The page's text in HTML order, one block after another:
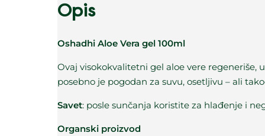
Opis
Oshadhi Aloe Vera gel 100ml
Ovaj visokokvalitetni gel aloe vere regeneriše,
posebno je pogodan za suvu, osetljivu – ali
Savet: posle sunčanja koristite za hlađenje i
Organski proizvod